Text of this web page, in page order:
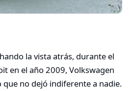
la vista atrás, durante el
en el año 2009, Volkswagen
no dejó indiferente a nadie.